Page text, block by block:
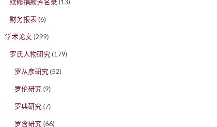
续修捐款芳名录(13)
财务报表 (6)
学术论文(299)
罗氏人物研究(179)
罗从彦研究(52)
罗伦研究(9)
罗典研究(7)
罗含研究(66)